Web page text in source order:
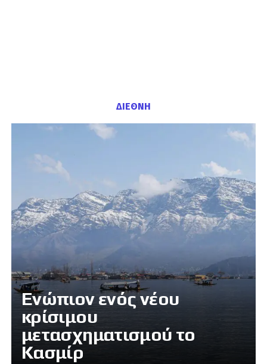
ΔΙΕΘΝΗ
Eνώπιον ενός νέου
κρίσιμου
μετασχηματισμού το
Κασμίρ